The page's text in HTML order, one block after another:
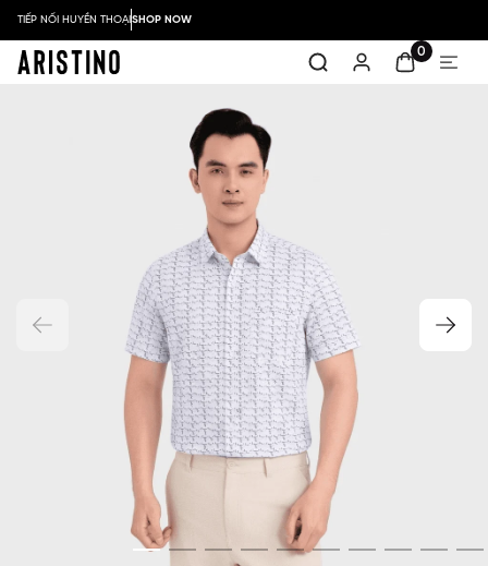
TIẾP NỐI HUYỀN THOẠISHOP NOW
0